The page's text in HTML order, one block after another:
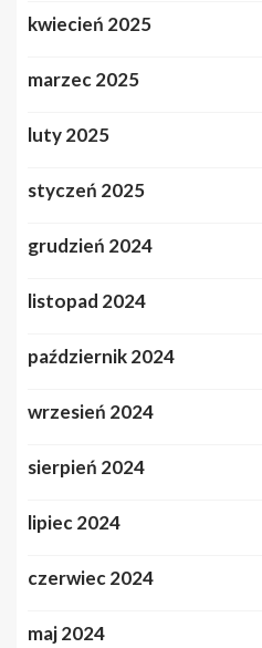
kwiecień 2025
marzec 2025
luty 2025
styczeń 2025
grudzień 2024
listopad 2024
październik 2024
wrzesień 2024
sierpień 2024
lipiec 2024
czerwiec 2024
maj 2024